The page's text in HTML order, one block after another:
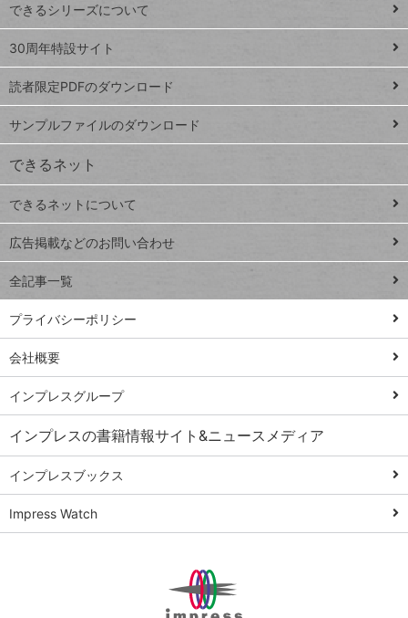
Google
スプレ
ッドシ
ート
iPhone
VLOOKUP
close
閉じ
る
ト
ッ
プ
ペ
ジ
連載
Excel Q&A
トイアンナ流仕
事術
PowerAutomate
ではじめる業務
の完全自動化
AI議事録作成術
Windows 11
Q&A
Teams踏み込み
活用術
Excel講師の仕事
術
できるシリーズについて
30周年特設サイト
読者限定PDFのダウンロード
サンプルファイルのダウンロード
できるネット
できるネットについて
広告掲載などのお問い合わせ
全記事一覧
プライバシーポリシー
会社概要
インプレスグループ
インプレスの書籍情報サイト&ニュースメディア
インプレスブックス
Impress Watch